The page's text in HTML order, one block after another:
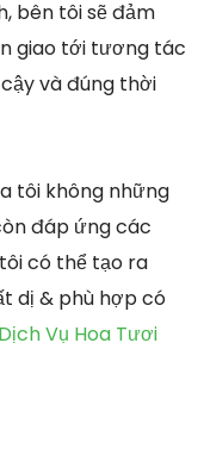
bên tôi sẽ đảm
giao tới tương tác
và đúng thời
tôi không những
đáp ứng các
có thể tạo ra
dị & phù hợp có
Dịch Vụ Hoa Tươi